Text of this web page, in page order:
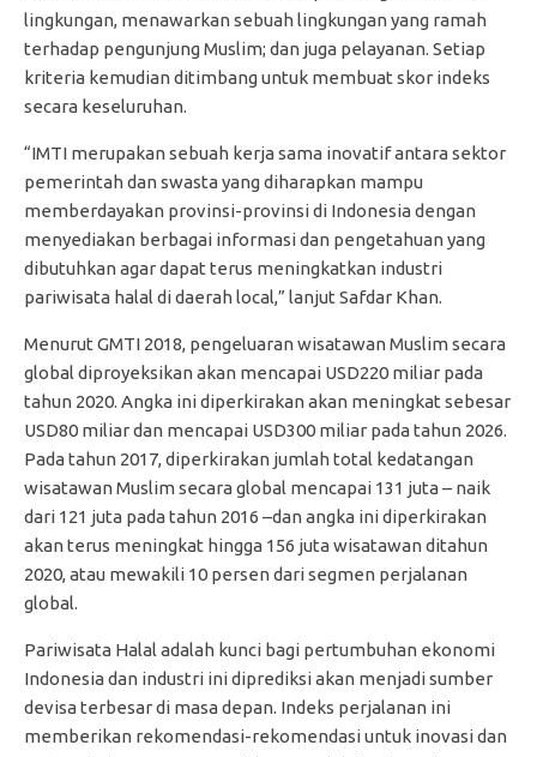
lingkungan, menawarkan sebuah lingkungan yang ramah
terhadap pengunjung Muslim; dan juga pelayanan. Setiap
kriteria kemudian ditimbang untuk membuat skor indeks
secara keseluruhan.
“IMTI merupakan sebuah kerja sama inovatif antara sektor
pemerintah dan swasta yang diharapkan mampu
memberdayakan provinsi-provinsi di Indonesia dengan
menyediakan berbagai informasi dan pengetahuan yang
dibutuhkan agar dapat terus meningkatkan industri
pariwisata halal di daerah local,” lanjut Safdar Khan.
Menurut GMTI 2018, pengeluaran wisatawan Muslim secara
global diproyeksikan akan mencapai USD220 miliar pada
tahun 2020. Angka ini diperkirakan akan meningkat sebesar
USD80 miliar dan mencapai USD300 miliar pada tahun 2026.
Pada tahun 2017, diperkirakan jumlah total kedatangan
wisatawan Muslim secara global mencapai 131 juta – naik
dari 121 juta pada tahun 2016 –dan angka ini diperkirakan
akan terus meningkat hingga 156 juta wisatawan ditahun
2020, atau mewakili 10 persen dari segmen perjalanan
global.
Pariwisata Halal adalah kunci bagi pertumbuhan ekonomi
Indonesia dan industri ini diprediksi akan menjadi sumber
devisa terbesar di masa depan. Indeks perjalanan ini
memberikan rekomendasi-rekomendasi untuk inovasi dan